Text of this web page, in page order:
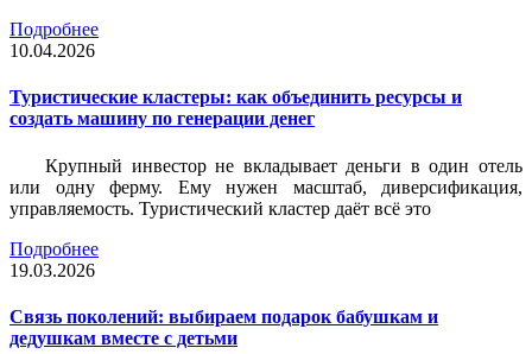
Подробнее
10.04.2026
Туристические кластеры: как объединить ресурсы и
создать машину по генерации денег
Крупный инвестор не вкладывает деньги в один отель
или одну ферму. Ему нужен масштаб, диверсификация,
управляемость. Туристический кластер даёт всё это
Подробнее
19.03.2026
Связь поколений: выбираем подарок бабушкам и
дедушкам вместе с детьми